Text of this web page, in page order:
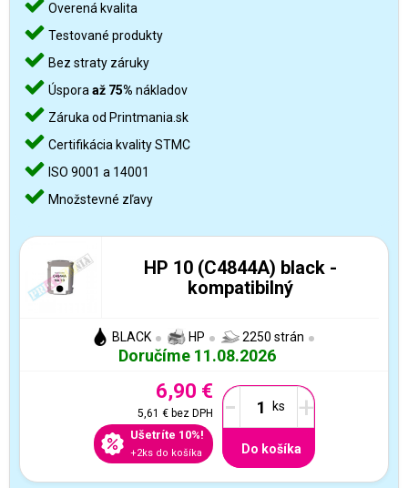
Overená kvalita
Testované produkty
Bez straty záruky
Úspora až 75% nákladov
Záruka od Printmania.sk
Certifikácia kvality STMC
ISO 9001 a 14001
Množstevné zľavy
HP 10 (C4844A) black -
kompatibilný
BLACK HP 2250 strán
Doručíme 11.08.2026
6,90 €
5,61 €bez DPH
Ušetríte 10%!
+2ks do košíka
- +
Do košíka